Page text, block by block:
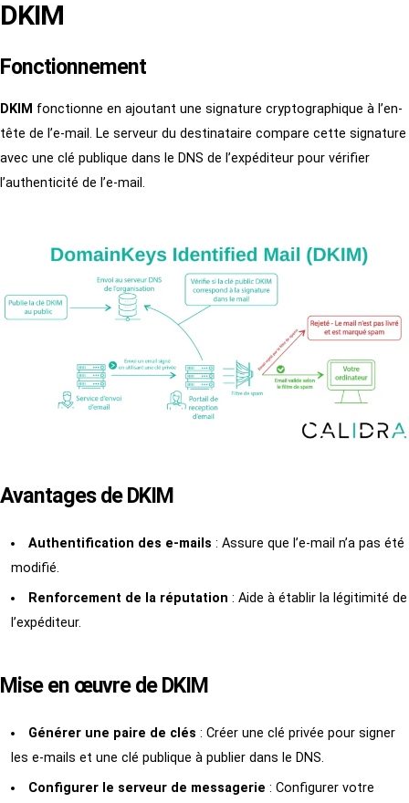
DKIM
Fonctionnement
DKIM fonctionne en ajoutant une signature cryptographique à l’en-
tête de l’e-mail. Le serveur du destinataire compare cette signature
avec une clé publique dans le DNS de l’expéditeur pour vérifier
l’authenticité de l’e-mail.
Avantages de DKIM
Authentification des e-mails : Assure que l’e-mail n’a pas été
modifié.
Renforcement de la réputation : Aide à établir la légitimité de
l’expéditeur.
Mise en œuvre de DKIM
Générer une paire de clés : Créer une clé privée pour signer
les e-mails et une clé publique à publier dans le DNS.
Configurer le serveur de messagerie : Configurer votre